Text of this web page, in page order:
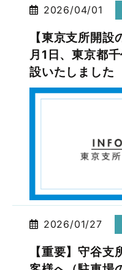
2026/04/01
【東京支所開
月1日、東京都
設いたしました
2026/01/27
【重要】守谷